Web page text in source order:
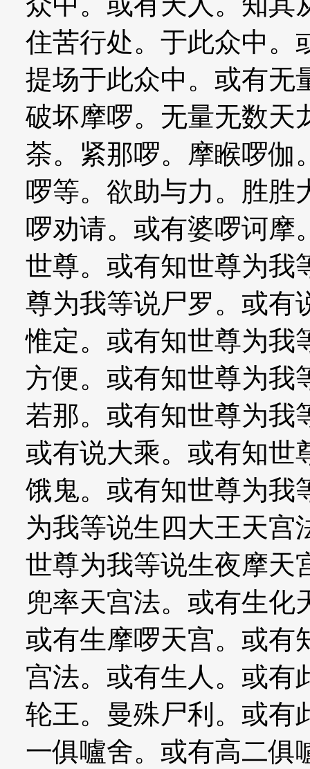
住苦行处。于此众中。
提场于此众中。或有无
破坏摩啰。无量无数天
荼。紧那啰。摩睺啰伽
啰等。欲助与力。胜胜
啰劝请。或有婆啰诃摩
世尊。或有知世尊为我
尊为我等说尸罗。或有
惟定。或有知世尊为我
方便。或有知世尊为我
若那。或有知世尊为我
或有说大乘。或有知世
饿鬼。或有知世尊为我
为我等说生四大王天宫
世尊为我等说生夜摩天
兜率天宫法。或有生化
或有生摩啰天宫。或有
宫法。或有生人。或有
轮王。曼殊尸利。或有
一俱嚧舍。或有高二俱